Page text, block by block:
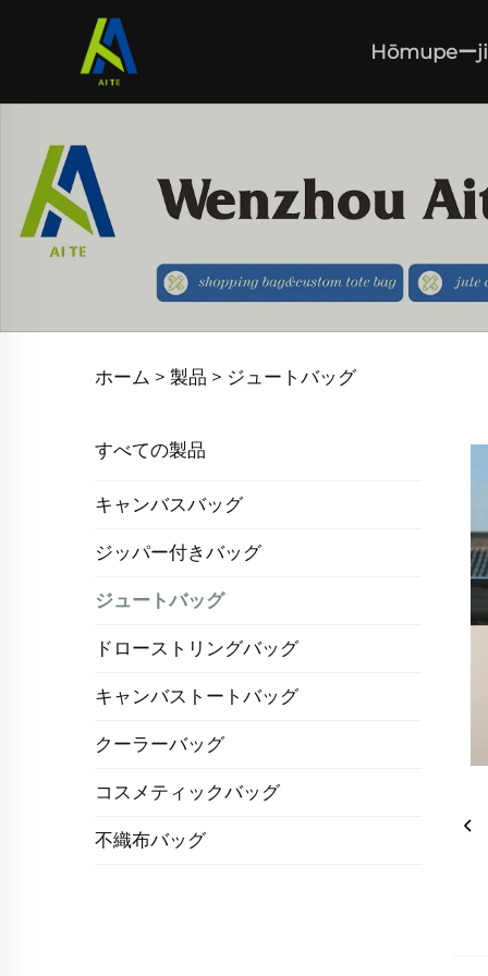
Hōmupeーji
ホーム > 製品 > ジュートバッグ
すべての製品
キャンバスバッグ
ジッパー付きバッグ
ジュートバッグ
ドローストリングバッグ
キャンバストートバッグ
クーラーバッグ
コスメティックバッグ
不織布バッグ